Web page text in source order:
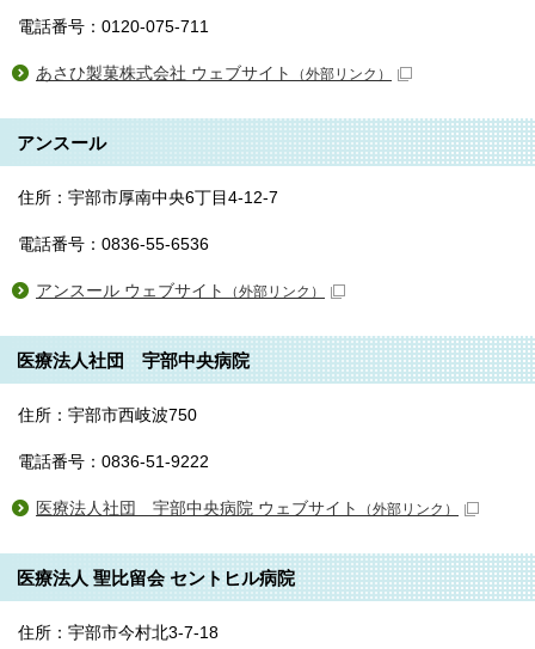
電話番号：0120-075-711
あさひ製菓株式会社 ウェブサイト （外部リンク）
アンスール
住所：宇部市厚南中央6丁目4-12-7
電話番号：0836-55-6536
アンスール ウェブサイト （外部リンク）
医療法人社団 宇部中央病院
住所：宇部市西岐波750
電話番号：0836-51-9222
医療法人社団 宇部中央病院 ウェブサイト （外部リンク）
医療法人 聖比留会 セントヒル病院
住所：宇部市今村北3-7-18